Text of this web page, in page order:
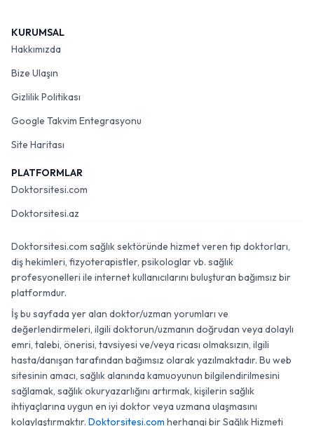
KURUMSAL
Hakkımızda
Bize Ulaşın
Gizlilik Politikası
Google Takvim Entegrasyonu
Site Haritası
PLATFORMLAR
Doktorsitesi.com
Doktorsitesi.az
Doktorsitesi.com sağlık sektöründe hizmet veren tıp doktorları,
diş hekimleri, fizyoterapistler, psikologlar vb. sağlık
profesyonelleri ile internet kullanıcılarını buluşturan bağımsız bir
platformdur.
İş bu sayfada yer alan doktor/uzman yorumları ve
değerlendirmeleri, ilgili doktorun/uzmanın doğrudan veya dolaylı
emri, talebi, önerisi, tavsiyesi ve/veya ricası olmaksızın, ilgili
hasta/danışan tarafından bağımsız olarak yazılmaktadır. Bu web
sitesinin amacı, sağlık alanında kamuoyunun bilgilendirilmesini
sağlamak, sağlık okuryazarlığını artırmak, kişilerin sağlık
ihtiyaçlarına uygun en iyi doktor veya uzmana ulaşmasını
kolaylaştırmaktır. Doktorsitesi.com herhangi bir Sağlık Hizmeti